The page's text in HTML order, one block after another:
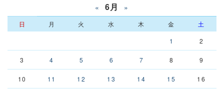
« 6月 »
日 月 火 水 木 金
土
1
2
3 4 5 6 7 8 9
10 11 12 13 14 15 16